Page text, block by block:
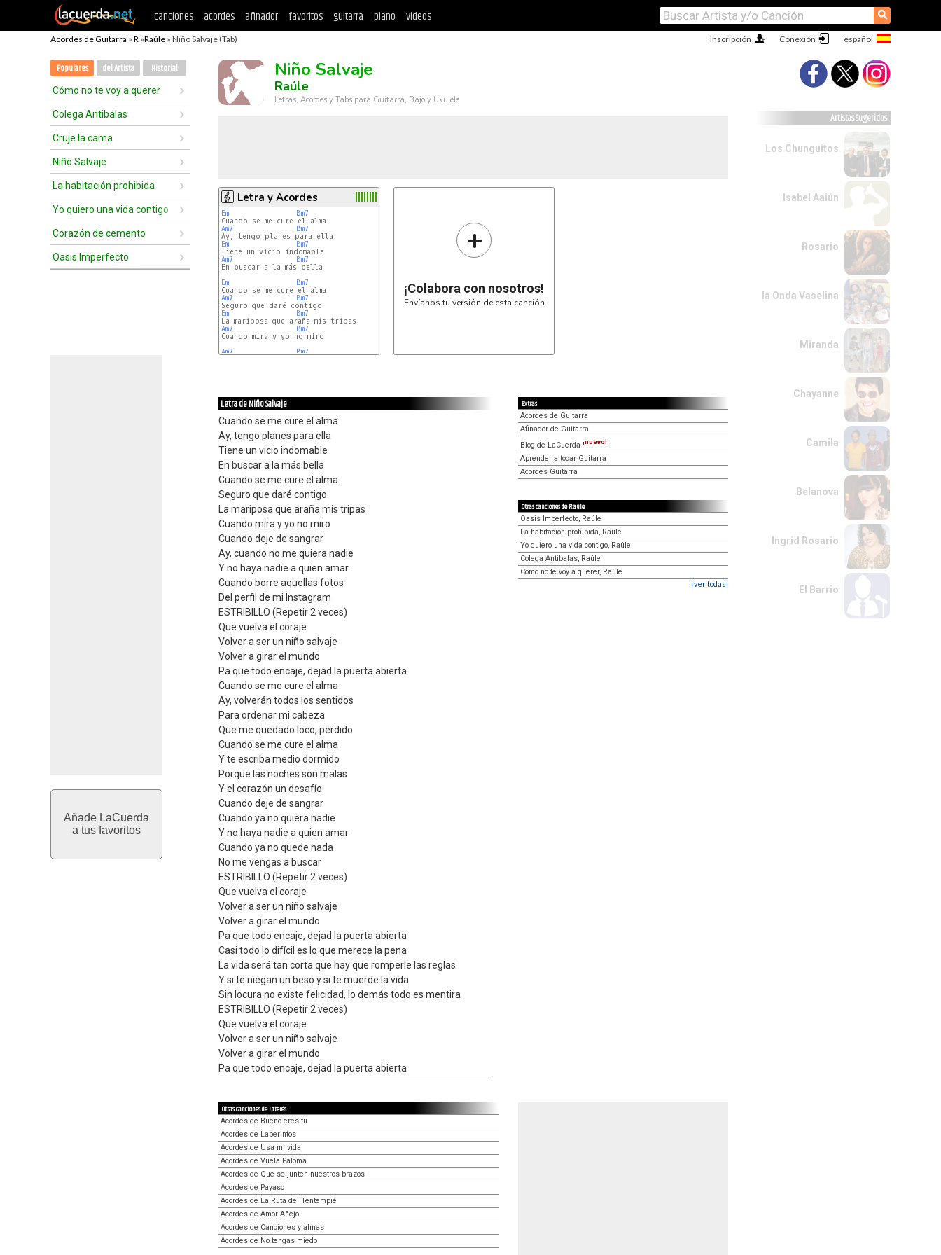
canciones acordes afinador favoritos guitarra piano videos ⚲
Acordes de Guitarra » R »Raúle » Niño Salvaje (Tab) Conexión
Inscripción
Populares del Artista Historial
Cómo no te voy a querer
Colega Antibalas
Cruje la cama
Niño Salvaje
La habitación prohibida
Yo quiero una vida contigo
Corazón de cemento
Oasis Imperfecto
Añade LaCuerda
a tus favoritos
Niño Salvaje
Raúle
Letras, Acordes y Tabs para Guitarra, Bajo y Ukulele
Letra y Acordes
Em
Bm7
Am7
Bm7
Em
Bm7
Am7
Bm7
En buscar a la más bella
Em
Bm7
Am7
Bm7
Em
Bm7
Am7
Bm7
Cuando mira y yo no miro
Am7
Bm7
+
¡Colabora con nosotros!
Envíanos tu versión de esta canción
Letra de Niño Salvaje
Cuando se me cure el alma
Ay, tengo planes para ella
Tiene un vicio indomable
En buscar a la más bella
Cuando se me cure el alma
Seguro que daré contigo
La mariposa que araña mis tripas
Cuando mira y yo no miro
Cuando deje de sangrar
Ay, cuando no me quiera nadie
Y no haya nadie a quien amar
Cuando borre aquellas fotos
Del perfil de mi Instagram
ESTRIBILLO (Repetir 2 veces)
Que vuelva el coraje
Volver a ser un niño salvaje
Volver a girar el mundo
Pa que todo encaje, dejad la puerta abierta
Cuando se me cure el alma
Ay, volverán todos los sentidos
Para ordenar mi cabeza
Que me quedado loco, perdido
Cuando se me cure el alma
Y te escriba medio dormido
Porque las noches son malas
Y el corazón un desafío
Cuando deje de sangrar
Cuando ya no quiera nadie
Y no haya nadie a quien amar
Cuando ya no quede nada
No me vengas a buscar
ESTRIBILLO (Repetir 2 veces)
Que vuelva el coraje
Volver a ser un niño salvaje
Volver a girar el mundo
Pa que todo encaje, dejad la puerta abierta
Casi todo lo difícil es lo que merece la pena
La vida será tan corta que hay que romperle las reglas
Y si te niegan un beso y si te muerde la vida
Sin locura no existe felicidad, lo demás todo es mentira
ESTRIBILLO (Repetir 2 veces)
Que vuelva el coraje
Volver a ser un niño salvaje
Volver a girar el mundo
Pa que todo encaje, dejad la puerta abierta
Extras
Acordes de Guitarra
Afinador de Guitarra
Blog de LaCuerda ¡nuevo!
Aprender a tocar Guitarra
Acordes Guitarra
Otras canciones de Raúle
Oasis Imperfecto, Raúle
La habitación prohibida, Raúle
Yo quiero una vida contigo, Raúle
Colega Antibalas, Raúle
Cómo no te voy a querer, Raúle
[ver todas]
Otras canciones de interés
Acordes de Bueno eres tú
Acordes de Laberintos
Acordes de Usa mi vida
Acordes de Vuela Paloma
Acordes de Que se junten nuestros brazos
Acordes de Payaso
Acordes de La Ruta del Tentempié
Acordes de Amor Añejo
Acordes de Canciones y almas
Acordes de No tengas miedo
Artistas Sugeridos
Los Chunguitos
Isabel Aaiún
Rosario
la Onda Vaselina
Miranda
Chayanne
Camila
Belanova
Ingrid Rosario
El Barrio